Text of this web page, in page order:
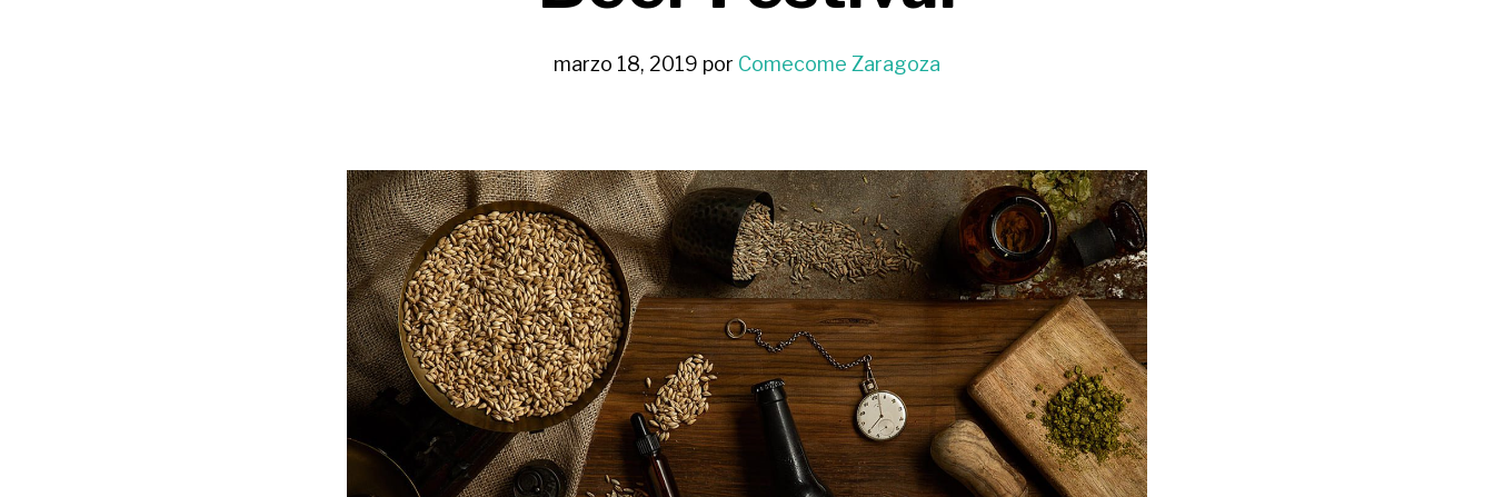
marzo 18, 2019 por Comecome Zaragoza